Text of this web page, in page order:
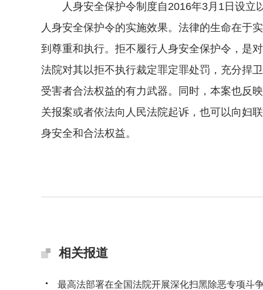
人身安全保护令制度自2016年3月1日设立
人身安全保护令的实施效果。法律的生命在于
到尊重和执行。拒不履行人身安全保护令，是
法院对其以拒不执行裁定罪定罪处罚，充分捍
受害者合法权益的有力武器。同时，本案也反
关报案或者依法向人民法院起诉，也可以向妇
身安全和合法权益。
相关报道
最高法部署在全国法院开展深化扫黑除恶专项斗